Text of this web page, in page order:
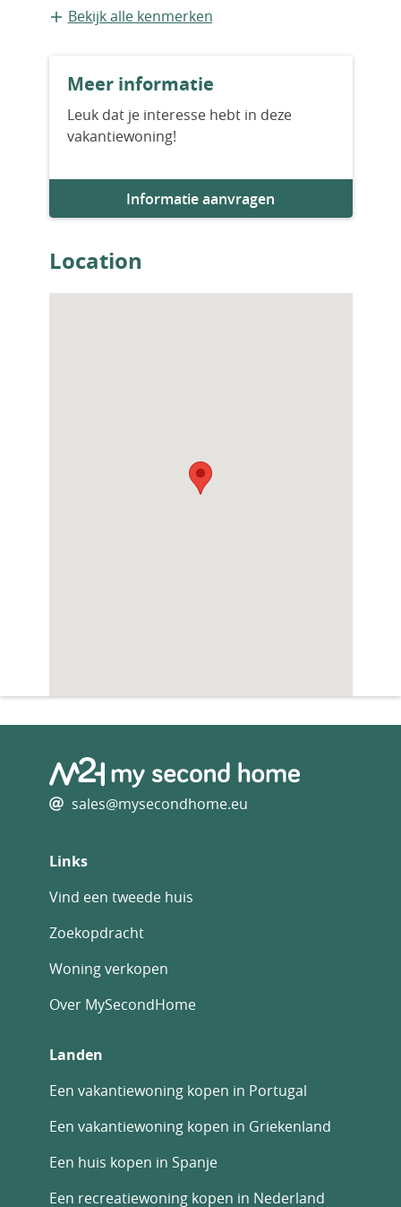
Bestaande bouw
Bekijk alle kenmerken
Meer informatie
Leuk dat je interesse hebt in deze
vakantiewoning!
Informatie aanvragen
Location
sales@mysecondhome.eu
Links
Vind een tweede huis
Zoekopdracht
Woning verkopen
Over MySecondHome
Landen
Een vakantiewoning kopen in Portugal
Een vakantiewoning kopen in Griekenland
Een huis kopen in Spanje
Een recreatiewoning kopen in Nederland